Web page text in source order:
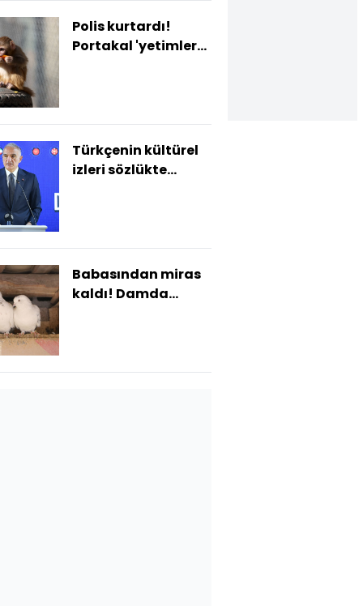
Polis kurtardı!
Portakal 'yetimler
Türkçenin kültürel
izleri sözlükte
Babasından miras
kaldı! Damda